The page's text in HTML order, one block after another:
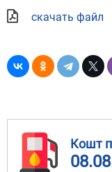
скачать файл
Кошт